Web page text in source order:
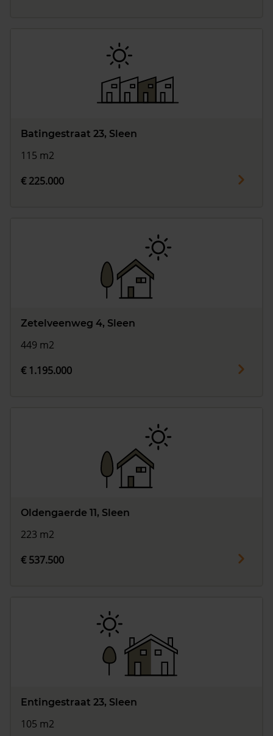
Batingestraat 23, Sleen
115 m2
€ 225.000
Zetelveenweg 4, Sleen
449 m2
€ 1.195.000
Oldengaerde 11, Sleen
223 m2
€ 537.500
Entingestraat 23, Sleen
105 m2